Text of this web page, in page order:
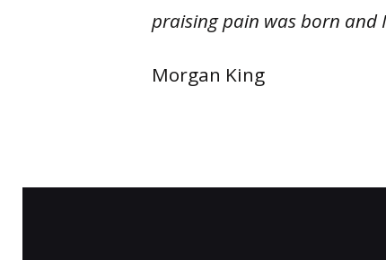
praising pain was born and
Morgan King